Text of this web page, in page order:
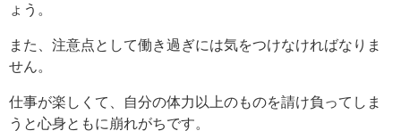
ょう。
また、注意点として働き過ぎには気をつけなければなりま
せん。
仕事が楽しくて、自分の体力以上のものを請け負ってしま
うと心身ともに崩れがちです。